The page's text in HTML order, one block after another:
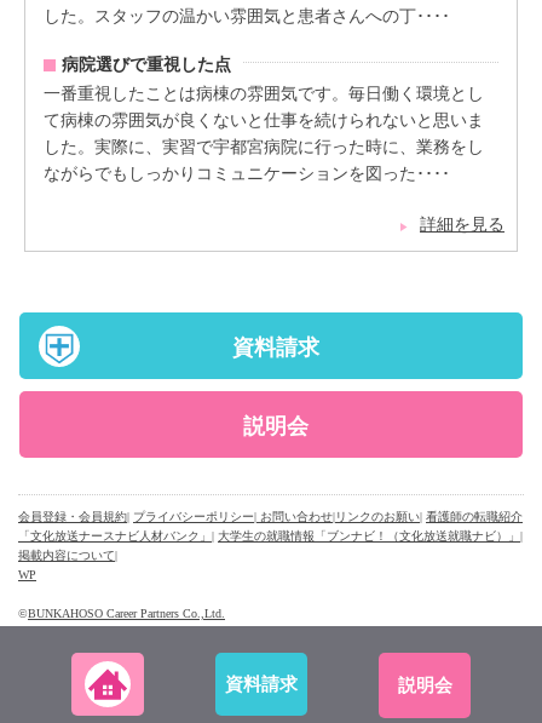
資料請求 説明会
した。スタッフの温かい雰囲気と患者さんへの丁････
病院選びで重視した点
一番重視したことは病棟の雰囲気です。毎日働く環境とし
て病棟の雰囲気が良くないと仕事を続けられないと思いま
した。実際に、実習で宇都宮病院に行った時に、業務をし
ながらでもしっかりコミュニケーションを図った････
詳細を見る
資料請求
説明会
会員登録・会員規約| プライバシーポリシー| お問い合わせ|リンクのお願い| 看護師の転職紹介
「文化放送ナースナビ人材バンク」 | 大学生の就職情報「ブンナビ！（文化放送就職ナビ）」 |
掲載内容について|
WP
©BUNKAHOSO Career Partners Co.,Ltd.